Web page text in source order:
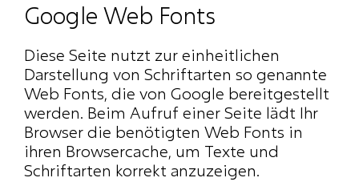
Google Web Fonts
Diese Seite nutzt zur einheitlichen
Darstellung von Schriftarten so genannte
Web Fonts, die von Google bereitgestellt
werden. Beim Aufruf einer Seite lädt Ihr
Browser die benötigten Web Fonts in
ihren Browsercache, um Texte und
Schriftarten korrekt anzuzeigen.